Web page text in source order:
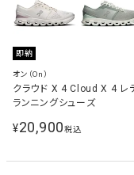
即納
オン（On）
クラウド X 4 Cloud X 4 レ
ランニングシューズ
¥20,900税込